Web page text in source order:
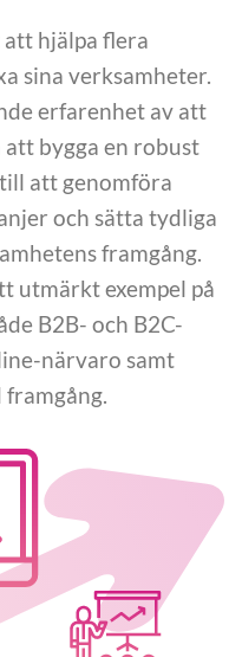
hjälpa flera
sina verksamheter.
erfarenhet av att
bygga en robust
att genomföra
och sätta tydliga
framgång.
utmärkt exempel på
B2B- och B2C-
närvaro samt